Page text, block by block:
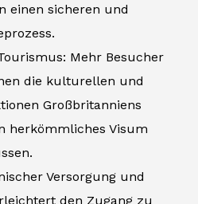
einen sicheren und
Mehr Besucher
die kulturellen und
Großbritanniens
herkömmliches Visum
Versorgung und
den Zugang zu